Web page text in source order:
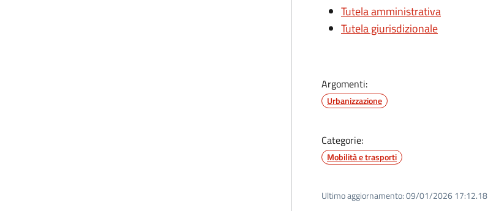
Tutela amministrativa
Tutela giurisdizionale
Argomenti:
Urbanizzazione
Categorie:
Mobilità e trasporti
Ultimo aggiornamento:09/01/2026 17:12.18